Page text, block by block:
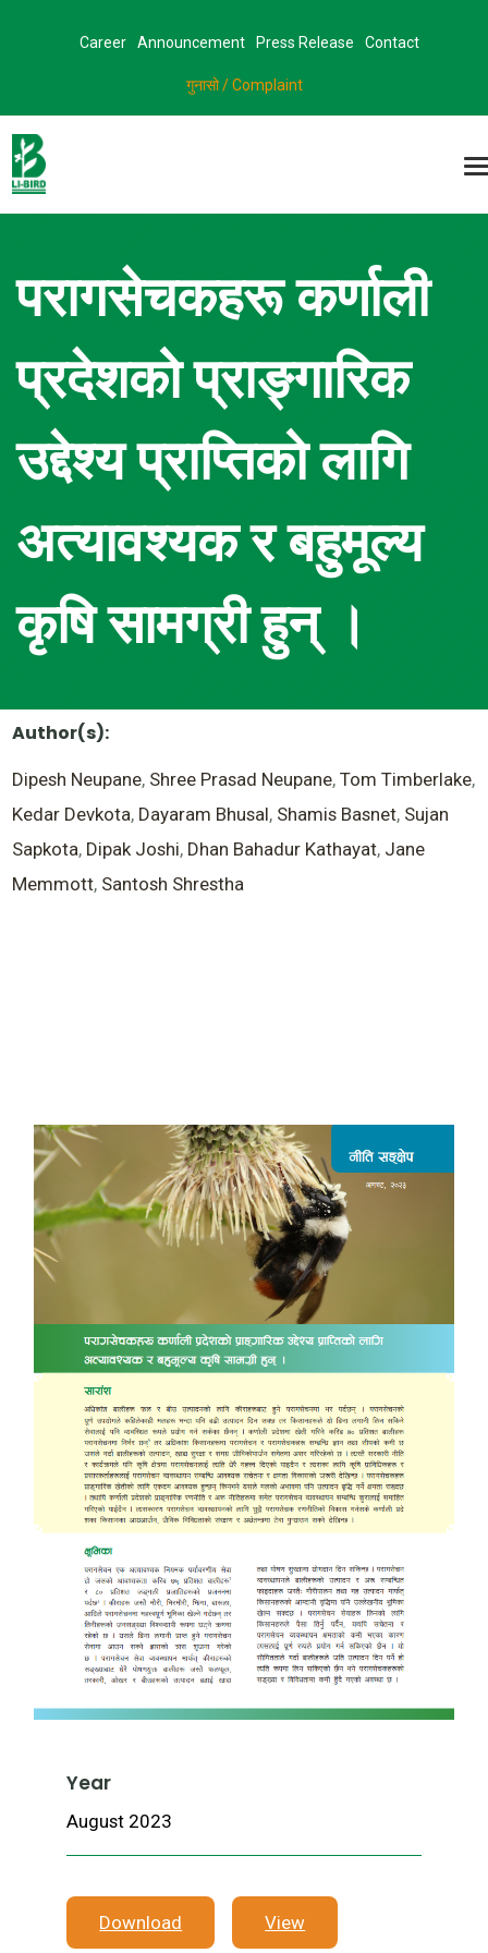
Career Announcement Press Release Contact
गुनासो / Complaint
परागसेचकहरू कर्णाली
प्रदेशको प्राङ्गारिक
उद्देश्य प्राप्तिको लागि
अत्यावश्यक र बहुमूल्य
कृषि सामग्री हुन् ।
Author(s):
Dipesh Neupane, Shree Prasad Neupane,Tom Timberlake,
Kedar Devkota, Dayaram Bhusal, Shamis Basnet, Sujan
Sapkota, Dipak Joshi, Dhan Bahadur Kathayat, Jane
Memmott, Santosh Shrestha
Year
August 2023
Download View